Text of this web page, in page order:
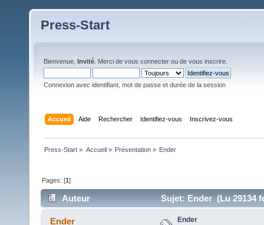
Press-Start
Bienvenue, Invité . Merci de vous connecter ou de vous inscrire
Connexion avec identifiant, mot de passe et durée de la session
Accueil Aide Rechercher Identifiez-vous Inscrivez-vous
Press-Start » Accueil» Présentation» Ender
Pages: [1]
Auteur Sujet: Ender (Lu 29134
Ender Ender